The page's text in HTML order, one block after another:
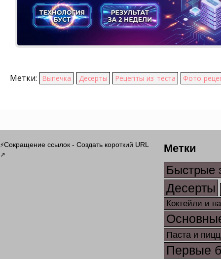
Метки: Выпечка Десерты Рецепты из теста Фото
⚡Сокращение ссылок - Создать короткий URL
↗ Метки
Быстрые
Десерты
Коктейли и
Паста и
Первые